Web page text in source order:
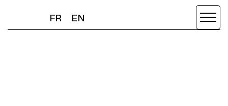
FR
FR
EN
EN